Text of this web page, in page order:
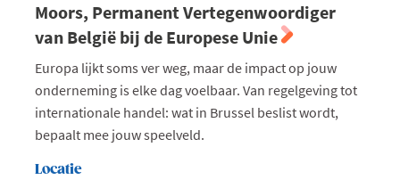
Moors, Permanent Vertegenwoordiger
van België bij de Europese Unie
Europa lijkt soms ver weg, maar de impact op jouw
onderneming is elke dag voelbaar. Van regelgeving tot
internationale handel: wat in Brussel beslist wordt,
bepaalt mee jouw speelveld.
Locatie